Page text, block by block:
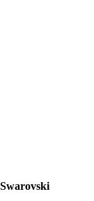
Swarovski